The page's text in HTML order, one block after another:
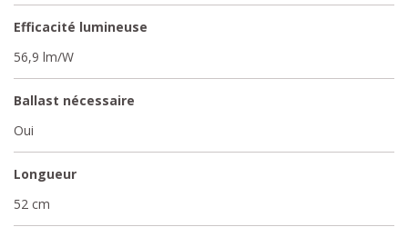
Efficacité lumineuse
56,9 lm/W
Ballast nécessaire
Oui
Longueur
52 cm